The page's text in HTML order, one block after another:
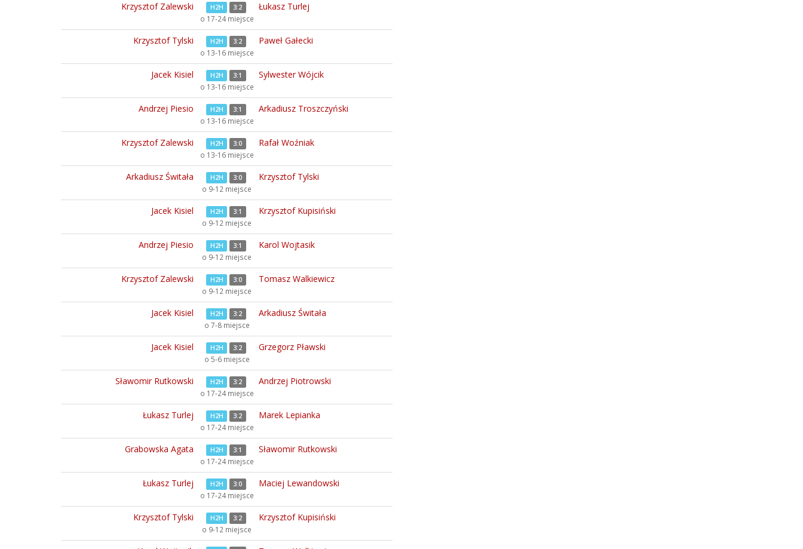
Krzysztof Zalewski H2H 3:2 Łukasz Turlej
o 17-24 miejsce
Krzysztof Tylski H2H 3:2 Paweł Gałecki
o 13-16 miejsce
Jacek Kisiel H2H 3:1 Sylwester Wójcik
o 13-16 miejsce
Andrzej Piesio H2H 3:1 Arkadiusz Troszczyński
o 13-16 miejsce
Krzysztof Zalewski H2H 3:0 Rafał Woźniak
o 13-16 miejsce
Arkadiusz Świtała H2H 3:0 Krzysztof Tylski
o 9-12 miejsce
Jacek Kisiel H2H 3:1 Krzysztof Kupisiński
o 9-12 miejsce
Andrzej Piesio H2H 3:1 Karol Wojtasik
o 9-12 miejsce
Krzysztof Zalewski H2H 3:0 Tomasz Walkiewicz
o 9-12 miejsce
Jacek Kisiel H2H 3:2 Arkadiusz Świtała
o 7-8 miejsce
Jacek Kisiel H2H 3:2 Grzegorz Pławski
o 5-6 miejsce
Sławomir Rutkowski H2H 3:2 Andrzej Piotrowski
o 17-24 miejsce
Łukasz Turlej H2H 3:2 Marek Lepianka
o 17-24 miejsce
Grabowska Agata H2H 3:1 Sławomir Rutkowski
o 17-24 miejsce
Łukasz Turlej H2H 3:0 Maciej Lewandowski
o 17-24 miejsce
Krzysztof Tylski H2H 3:2 Krzysztof Kupisiński
o 9-12 miejsce